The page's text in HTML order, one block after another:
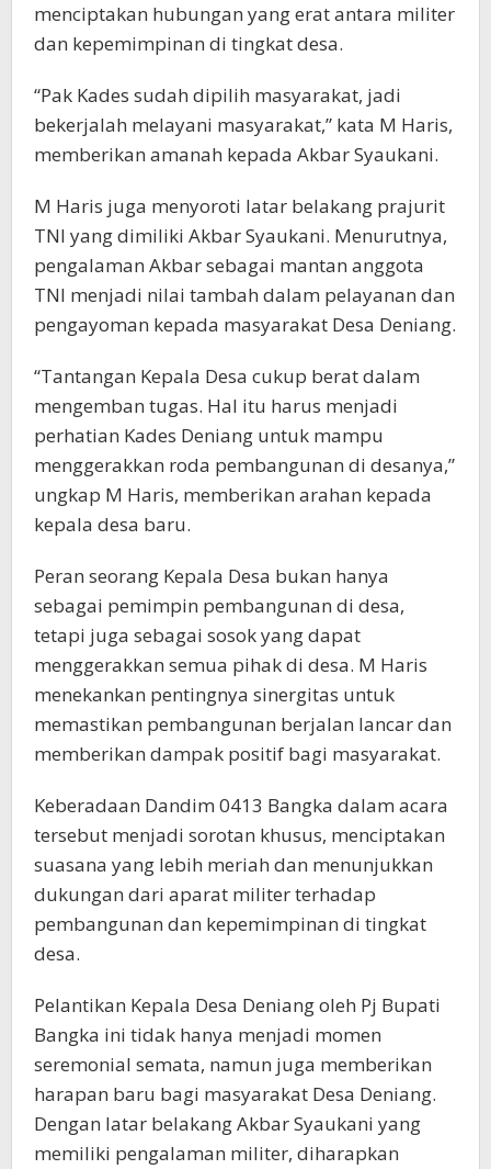
menciptakan hubungan yang erat antara militer
dan kepemimpinan di tingkat desa.
“Pak Kades sudah dipilih masyarakat, jadi
bekerjalah melayani masyarakat,” kata M Haris,
memberikan amanah kepada Akbar Syaukani.
M Haris juga menyoroti latar belakang prajurit
TNI yang dimiliki Akbar Syaukani. Menurutnya,
pengalaman Akbar sebagai mantan anggota
TNI menjadi nilai tambah dalam pelayanan dan
pengayoman kepada masyarakat Desa Deniang.
“Tantangan Kepala Desa cukup berat dalam
mengemban tugas. Hal itu harus menjadi
perhatian Kades Deniang untuk mampu
menggerakkan roda pembangunan di desanya,”
ungkap M Haris, memberikan arahan kepada
kepala desa baru.
Peran seorang Kepala Desa bukan hanya
sebagai pemimpin pembangunan di desa,
tetapi juga sebagai sosok yang dapat
menggerakkan semua pihak di desa. M Haris
menekankan pentingnya sinergitas untuk
memastikan pembangunan berjalan lancar dan
memberikan dampak positif bagi masyarakat.
Keberadaan Dandim 0413 Bangka dalam acara
tersebut menjadi sorotan khusus, menciptakan
suasana yang lebih meriah dan menunjukkan
dukungan dari aparat militer terhadap
pembangunan dan kepemimpinan di tingkat
desa.
Pelantikan Kepala Desa Deniang oleh Pj Bupati
Bangka ini tidak hanya menjadi momen
seremonial semata, namun juga memberikan
harapan baru bagi masyarakat Desa Deniang.
Dengan latar belakang Akbar Syaukani yang
memiliki pengalaman militer, diharapkan